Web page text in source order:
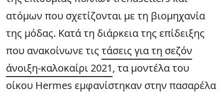
ατόμων που σχετίζονται με τη βιομηχανία
της μόδας. Κατά τη διάρκεια της επίδειξης
που ανακοίνωνε τις τάσεις για τη σεζόν
άνοιξη-καλοκαίρι 2021, τα μοντέλα του
οίκου Hermes εμφανίστηκαν στην πασαρέλα